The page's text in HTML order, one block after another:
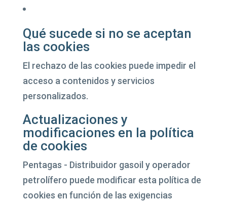
Qué sucede si no se aceptan
las cookies
El rechazo de las cookies puede impedir el
acceso a contenidos y servicios
personalizados.
Actualizaciones y
modificaciones en la política
de cookies
Pentagas - Distribuidor gasoil y operador
petrolífero puede modificar esta política de
cookies en función de las exigencias